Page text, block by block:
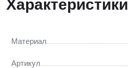
Характеристики
Материал
Артикул